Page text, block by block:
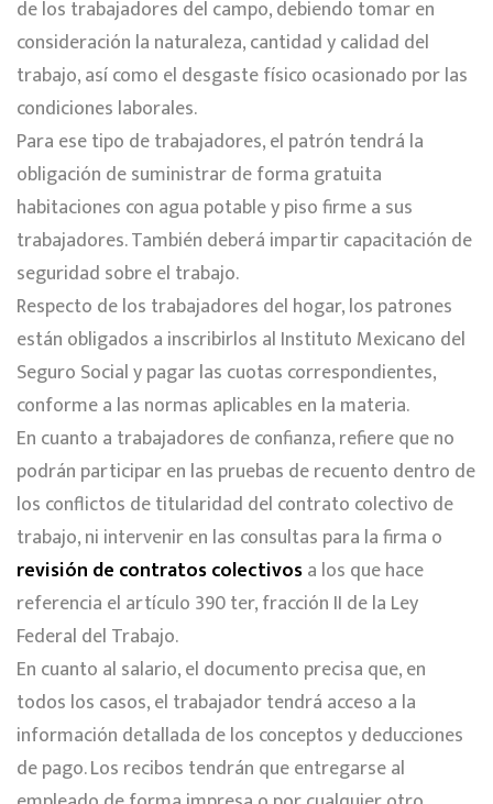
de los trabajadores del campo, debiendo tomar en
consideración la naturaleza, cantidad y calidad del
trabajo, así como el desgaste físico ocasionado por las
condiciones laborales.
Para ese tipo de trabajadores, el patrón tendrá la
obligación de suministrar de forma gratuita
habitaciones con agua potable y piso firme a sus
trabajadores. También deberá impartir capacitación de
seguridad sobre el trabajo.
Respecto de los trabajadores del hogar, los patrones
están obligados a inscribirlos al Instituto Mexicano del
Seguro Social y pagar las cuotas correspondientes,
conforme a las normas aplicables en la materia.
En cuanto a trabajadores de confianza, refiere que no
podrán participar en las pruebas de recuento dentro de
los conflictos de titularidad del contrato colectivo de
trabajo, ni intervenir en las consultas para la firma o
revisión de contratos colectivosa los que hace
referencia el artículo 390 ter, fracción II de la Ley
Federal del Trabajo.
En cuanto al salario, el documento precisa que, en
todos los casos, el trabajador tendrá acceso a la
información detallada de los conceptos y deducciones
de pago. Los recibos tendrán que entregarse al